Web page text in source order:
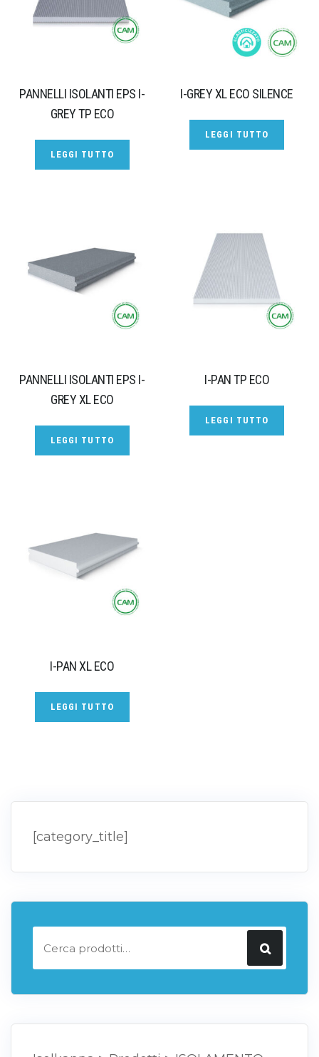
PANNELLI ISOLANTI EPS I-
GREY TP ECO
LEGGI TUTTO
I-GREY XL ECO SILENCE
LEGGI TUTTO
PANNELLI ISOLANTI EPS I-
GREY XL ECO
LEGGI TUTTO
I-PAN TP ECO
LEGGI TUTTO
I-PAN XL ECO
LEGGI TUTTO
[category_title]